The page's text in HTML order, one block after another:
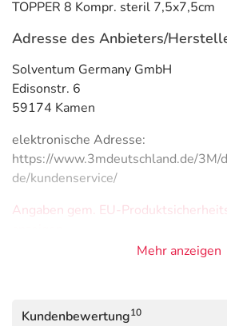
TOPPER 8 Kompr. steril 7,5x7,5cm
Adresse des Anbieters/
Solventum Germany GmbH
Edisonstr. 6
59174 Kamen
elektronische Adresse:
https://www.3mdeutschland.de/3M/
de/kundenservice/
Angaben gem. EU-
PDF des Beipackzettelskönnen
Mehr anzeigen
Kundenbewertung10